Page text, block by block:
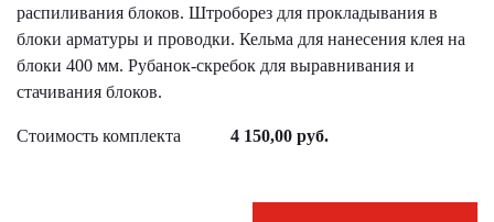
распиливания блоков. Штроборез для прокладывания в
блоки арматуры и проводки. Кельма для нанесения клея на
блоки 400 мм. Рубанок-скребок для выравнивания и
стачивания блоков.
Стоимость комплекта 4 150,00 руб.